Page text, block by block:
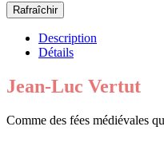
Description
Détails
Jean-Luc Vertut
Comme des fées médiévales